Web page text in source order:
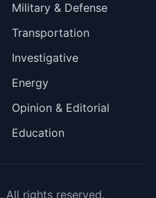
Military & Defense
Transportation
Investigative
Energy
Opinion & Editorial
Education
. All rights reserved.